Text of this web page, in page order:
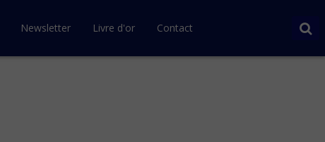
Newsletter Livre d'or Contact